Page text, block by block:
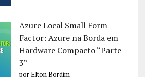
Azure Local Small Form
Factor: Azure na Borda em
Hardware Compacto “Parte
3”
por Elton Bordim